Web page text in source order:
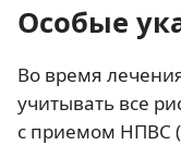
Особые
Во время
учитывать все
с приемом НПВС